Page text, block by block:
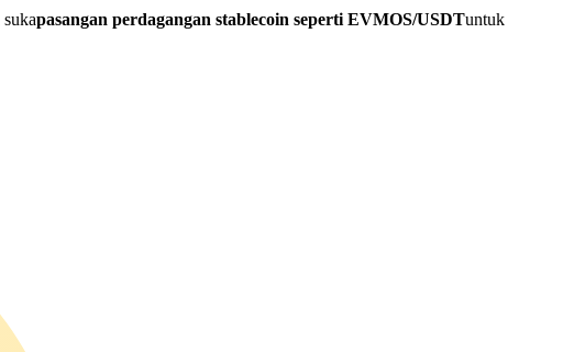
pasangan perdagangan stablecoin seperti EVMOS/USDTuntuk